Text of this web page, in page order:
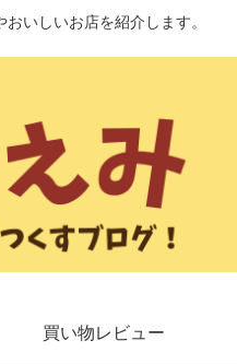
いしいお店を紹介します。
買い物レビュー